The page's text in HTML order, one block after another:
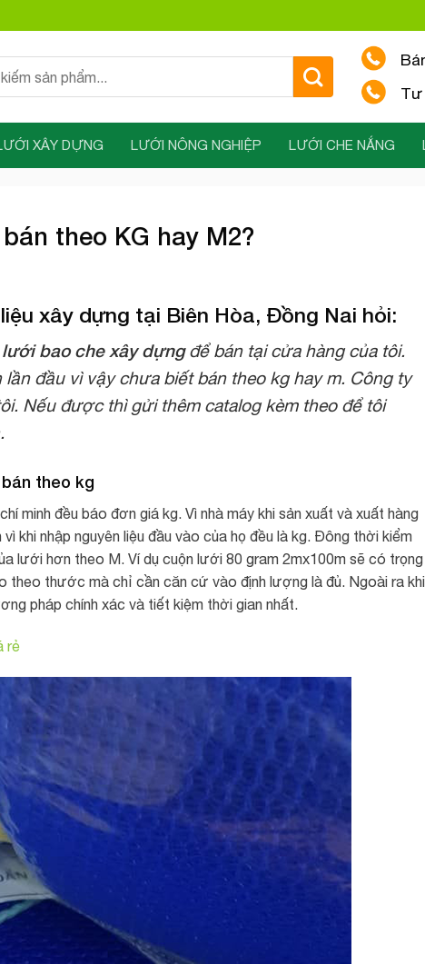
Tư
XÂY DỰNG LƯỚI NÔNG NGHIỆP LƯỚI CHE NẮNG
theo KG hay M2?
xây dựng tại Biên Hòa, Đồng Nai hỏi:
bao che xây dựngđể bán tại cửa hàng của tôi.
đầu vì vậy chưa biết bán theo kg hay m. Công ty
Nếu được thì gửi thêm catalog kèm theo để tôi
theo kg
minh đều báo đơn giá kg. Vì nhà máy khi sản xuất và xuất hàng
khi nhập nguyên liệu đầu vào của họ đều là kg. Đông thời kiểm
lưới hơn theo M. Ví dụ cuộn lưới 80 gram 2mx100m sẽ có trọng
theo thước mà chỉ cần căn cứ vào định lượng là đủ. Ngoài ra khi
pháp chính xác và tiết kiệm thời gian nhất.
rẻ